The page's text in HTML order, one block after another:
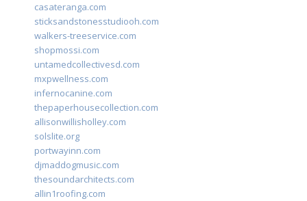
casateranga.com
sticksandstonesstudiooh.com
walkers-treeservice.com
shopmossi.com
untamedcollectivesd.com
mxpwellness.com
infernocanine.com
thepaperhousecollection.com
allisonwillisholley.com
solslite.org
portwayinn.com
djmaddogmusic.com
thesoundarchitects.com
allin1roofing.com